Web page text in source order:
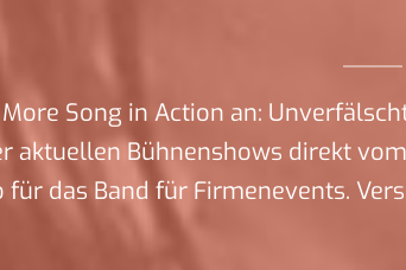
Song in Action an:
aktuellen Bühnenshows direkt
das Band für Firmenevents.